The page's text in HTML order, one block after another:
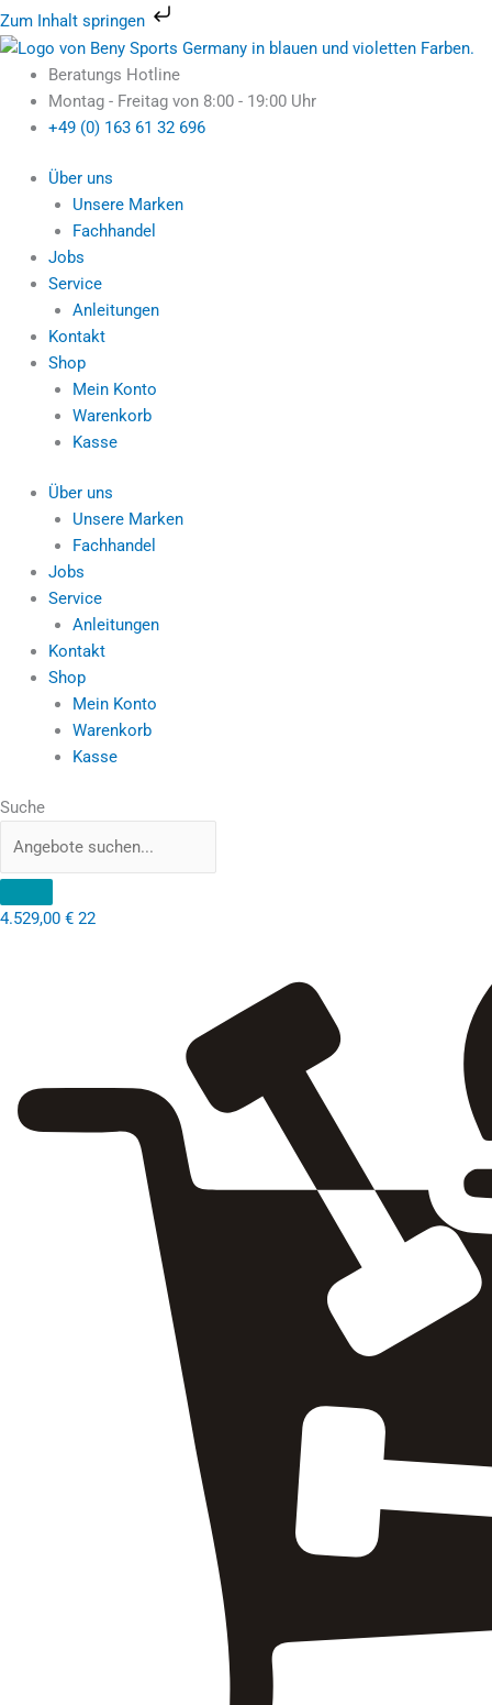
Zum Inhalt springen
Zum
Inhalt
springen
Beratungs Hotline
Montag - Freitag von 8:00 - 19:00 Uhr
+49 (0) 163 61 32 696
Über uns
Unsere Marken
Fachhandel
Jobs
Service
Anleitungen
Kontakt
Shop
Mein Konto
Warenkorb
Kasse
Über uns
Unsere Marken
Fachhandel
Jobs
Service
Anleitungen
Kontakt
Shop
Mein Konto
Warenkorb
Kasse
Suche
4.529,00 € 22
Ursprünglicher
Preis
war:
2.999,00 €
Aktueller
Preis
ist:
2.899,00 €.
U.N.O.
Fitness
Laufband
TM30
Semiprofessionelles
Training
Zuhause
Menge
Ursprünglicher
Preis
war:
49,95 €
Aktueller
ist:
Ursprünglicher
war:
1.999,95 €
Aktueller
ist:
Ursprünglicher
war:
899,95 €
Aktueller
ist: